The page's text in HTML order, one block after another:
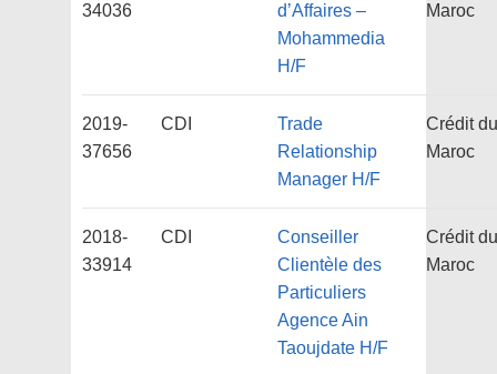
34036
d’Affaires –
Mohammedia
H/F
Maroc
2019-
37656
CDI
Trade
Relationship
Manager H/F
Crédit du
Maroc
2018-
33914
CDI
Conseiller
Clientèle des
Particuliers
Agence Ain
Taoujdate H/F
Crédit du
Maroc